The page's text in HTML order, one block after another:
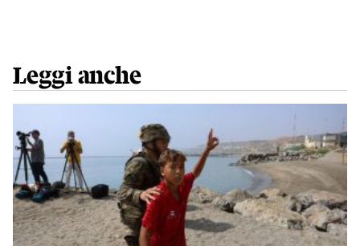
Leggi anche